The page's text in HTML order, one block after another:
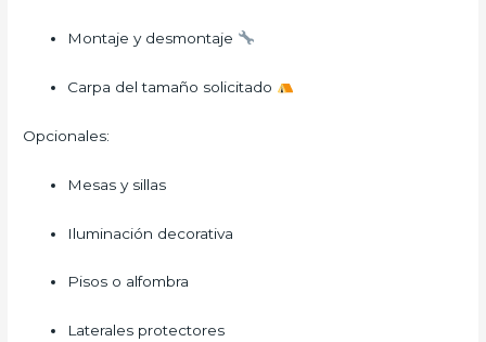
Montaje y desmontaje
Carpa del tamaño solicitado
Opcionales:
Mesas y sillas
Iluminación decorativa
Pisos o alfombra
Laterales protectores